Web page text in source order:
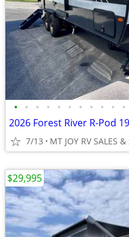
• • • • • • • • • • •
2026 Forest River R-Pod
7/13 MT JOY RV SALES &
$29,995